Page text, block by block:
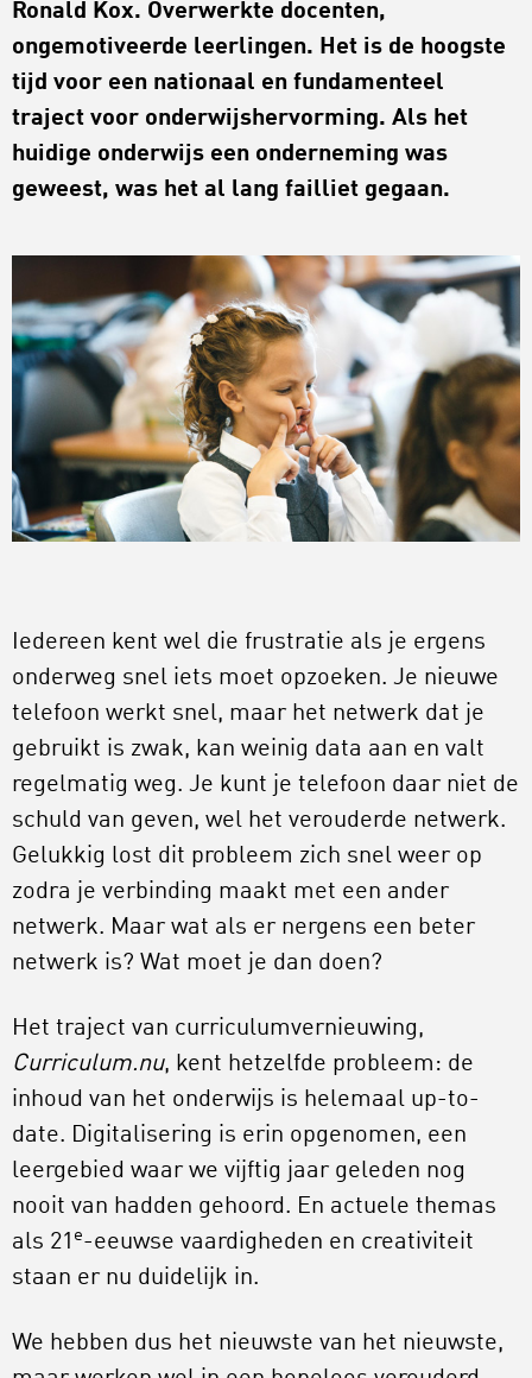
Ronald Kox. Overwerkte docenten,
ongemotiveerde leerlingen. Het is de hoogste
tijd voor een nationaal en fundamenteel
traject voor onderwijshervorming. Als het
huidige onderwijs een onderneming was
geweest, was het al lang failliet gegaan.
Iedereen kent wel die frustratie als je ergens
onderweg snel iets moet opzoeken. Je nieuwe
telefoon werkt snel, maar het netwerk dat je
gebruikt is zwak, kan weinig data aan en valt
regelmatig weg. Je kunt je telefoon daar niet de
schuld van geven, wel het verouderde netwerk.
Gelukkig lost dit probleem zich snel weer op
zodra je verbinding maakt met een ander
netwerk. Maar wat als er nergens een beter
netwerk is? Wat moet je dan doen?
Het traject van curriculumvernieuwing,
Curriculum.nu, kent hetzelfde probleem: de
inhoud van het onderwijs is helemaal up-to-
date. Digitalisering is erin opgenomen, een
leergebied waar we vijftig jaar geleden nog
nooit van hadden gehoord. En actuele themas
als 21 e-eeuwse vaardigheden en creativiteit
staan er nu duidelijk in.
We hebben dus het nieuwste van het nieuwste,